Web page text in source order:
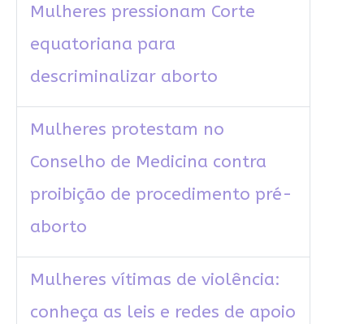
Mulheres pressionam Corte
equatoriana para
descriminalizar aborto
Mulheres protestam no
Conselho de Medicina contra
proibição de procedimento pré-
aborto
Mulheres vítimas de violência:
conheça as leis e redes de apoio